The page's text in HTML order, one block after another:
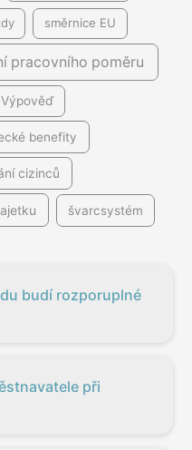
směrnice EU
pracovního poměru
Výpověď
benefity
cizinců
švarcsystém
budí rozporuplné
při